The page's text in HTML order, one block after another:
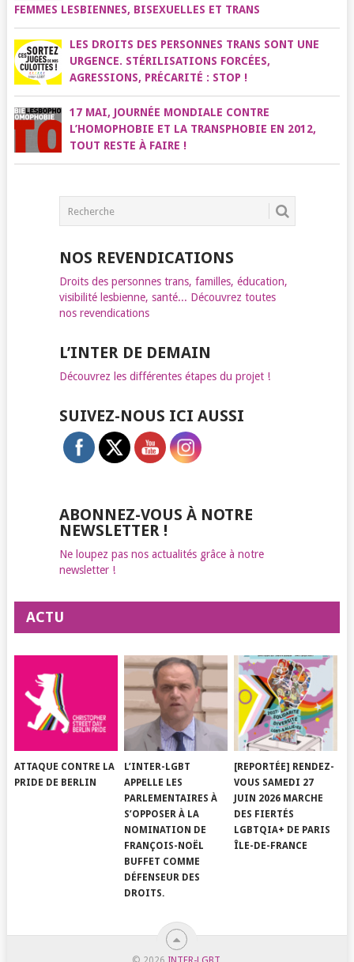
FEMMES LESBIENNES, BISEXUELLES ET TRANS
LES DROITS DES PERSONNES TRANS SONT UNE
URGENCE. STÉRILISATIONS FORCÉES,
AGRESSIONS, PRÉCARITÉ : STOP !
17 MAI, JOURNÉE MONDIALE CONTRE
L’HOMOPHOBIE ET LA TRANSPHOBIE EN 2012,
TOUT RESTE À FAIRE !
NOS REVENDICATIONS
Droits des personnes trans, familles, éducation,
visibilité lesbienne, santé... Découvrez toutes
nos revendications
L’INTER DE DEMAIN
Découvrez les différentes étapes du projet !
SUIVEZ-NOUS ICI AUSSI
ABONNEZ-VOUS À NOTRE
NEWSLETTER !
Ne loupez pas nos actualités grâce à notre
newsletter !
ACTU
ATTAQUE CONTRE LA
PRIDE DE BERLIN
L’INTER-LGBT
APPELLE LES
PARLEMENTAIRES À
S’OPPOSER À LA
NOMINATION DE
FRANÇOIS-NOËL
BUFFET COMME
DÉFENSEUR DES
DROITS.
[REPORTÉE] RENDEZ-
VOUS SAMEDI 27
JUIN 2026 MARCHE
DES FIERTÉS
LGBTQIA+ DE PARIS
ÎLE-DE-FRANCE